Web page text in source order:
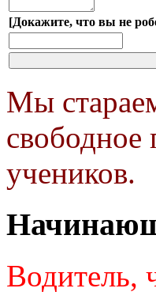
[Докажите, что вы не
Мы
свободное
учеников.
Водитель,